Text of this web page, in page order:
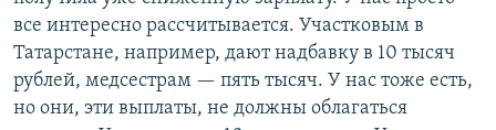
все интересно рассчитывается. Участковым в
Татарстане, например, дают надбавку в 10 тысяч
рублей, медсестрам — пять тысяч. У нас тоже есть,
но они, эти выплаты, не должны облагаться